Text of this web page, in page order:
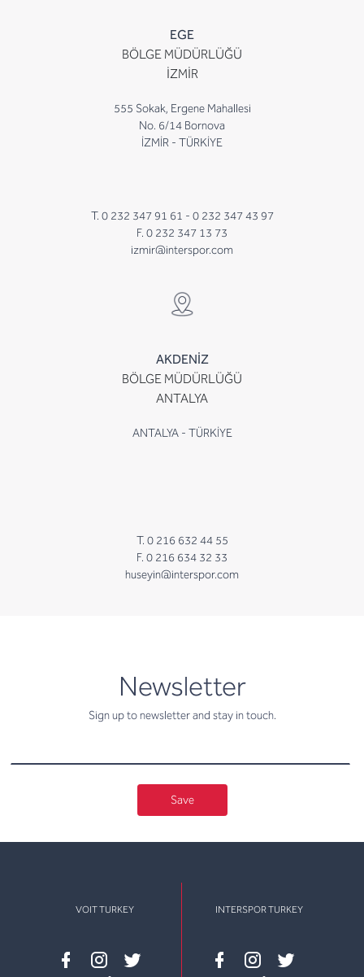
EGE
BÖLGE MÜDÜRLÜĞÜ
İZMİR
555 Sokak, Ergene Mahallesi
No. 6/14 Bornova
İZMİR - TÜRKİYE
T. 0 232 347 91 61 - 0 232 347 43 97
F. 0 232 347 13 73
izmir@interspor.com
AKDENİZ
BÖLGE MÜDÜRLÜĞÜ
ANTALYA
ANTALYA - TÜRKİYE
T. 0 216 632 44 55
F. 0 216 634 32 33
huseyin@interspor.com
Newsletter
Sign up to newsletter and stay in touch.
newsletter
Save
VOIT TURKEY INTERSPOR TURKEY